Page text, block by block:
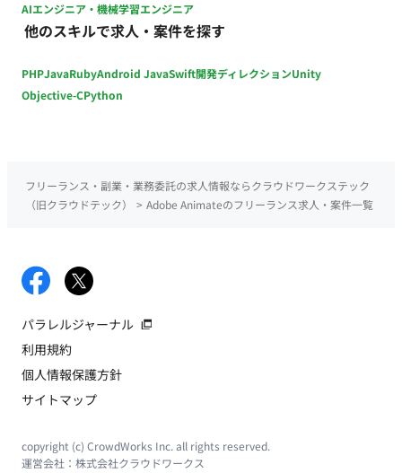
AIエンジニア・機械学習エンジニア
他のスキルで求人・案件を探す
PHPJavaRubyAndroid JavaSwift開発ディレクションUnity
Objective-CPython
フリーランス・副業・業務委託の求人情報ならクラウドワークステック
（旧クラウドテック）
> Adobe Animateのフリーランス求人・案件一覧
パラレルジャーナル
利用規約
個人情報保護方針
サイトマップ
copyright (c) CrowdWorks Inc. all rights reserved.
運営会社： 株式会社クラウドワークス